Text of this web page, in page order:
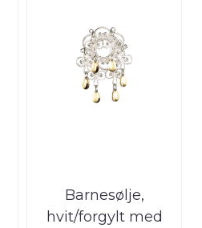
Barnesølje,
hvit/forgylt med